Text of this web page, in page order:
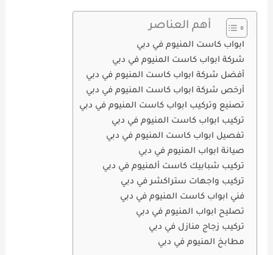
أهم العناصر
ابواب كاست المنيوم في دبي
شركة ابواب كاست المنيوم في دبي
أفضل شركة ابواب كاست المنيوم في دبي
أرخص شركة ابواب كاست المنيوم في دبي
تصنيع وتركيب ابواب كاست المنيوم في دبي
تركيب ابواب كاست المنيوم في دبي
تفصيل ابواب كاست المنيوم في دبي
صيانة ابواب المنيوم في دبي
تركيب شبابيك كاست ألمنيوم في دبي
تركيب واجهات ستراكشر في دبي
فني ابواب كاست المنيوم في دبي
تصليح ابواب المنيوم في دبي
تركيب زجاج منازل في دبي
مطابخ المنيوم في دبي